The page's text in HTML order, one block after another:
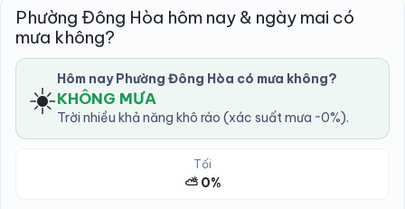
Phường Đông Hòa hôm nay & ngày mai có
mưa không?
☀️ Hôm nay Phường Đông Hòa có mưa không?
KHÔNG MƯA
Trời nhiều khả năng khô ráo (xác suất mưa ~0%).
Tối
⛅ 0%